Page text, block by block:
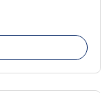
kezdődően a
az István